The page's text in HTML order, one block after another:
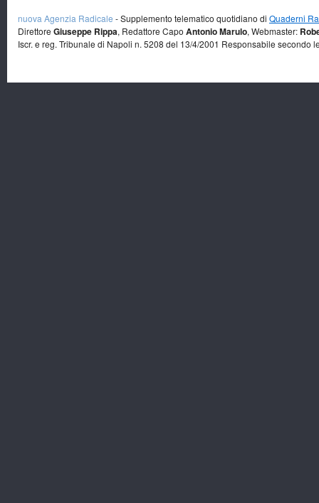
nuova Agenzia Radicale - Supplemento telematico quotidiano di Quaderni
Direttore Giuseppe Rippa, Redattore Capo Antonio Marulo, Webmaster:
Iscr. e reg. Tribunale di Napoli n. 5208 del 13/4/2001 Responsabile secondo